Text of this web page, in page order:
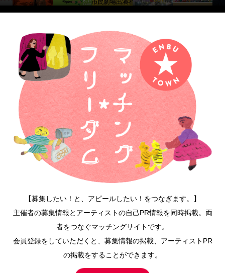
【募集したい！と、アピールしたい！をつなぎます。】
主催者の募集情報とアーティストの自己PR情報を同時掲載。両
者をつなぐマッチングサイトです。
会員登録をしていただくと、募集情報の掲載、アーティストPR
の掲載をすることができます。